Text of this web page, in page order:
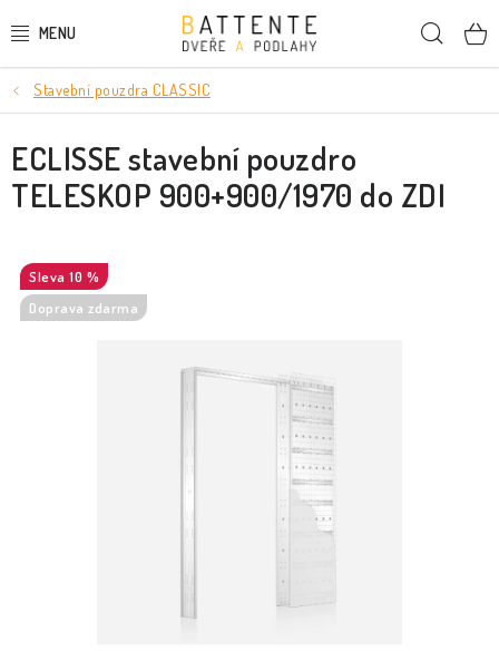
na
DVEŘE
SMRKOVÉ DVEŘE
PODLAHY
LIŠTY A DEKORAČNÍ PRVKY
NÁSTĚNNÉ PANELY
Obchodní podmínky
Stavební pouzdra CLASSIC
ECLISSE stavební pouzdro
TELESKOP 900+900/1970 do ZDI
10 %
Doprava zdarma